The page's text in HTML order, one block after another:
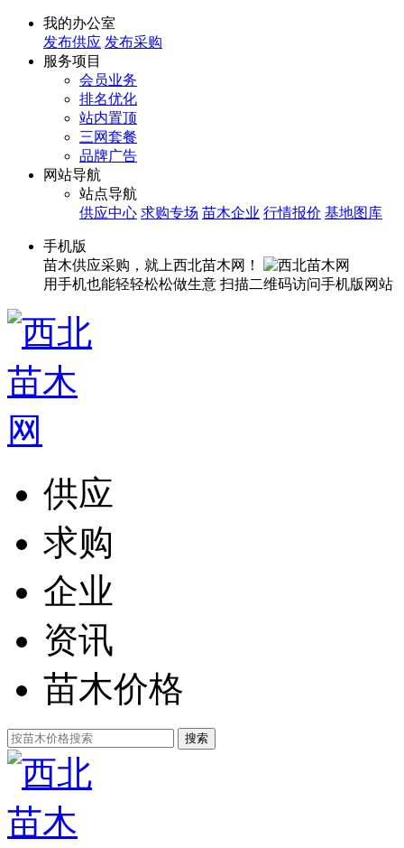
我的办公室
发布供应 发布采购
服务项目
会员业务
排名优化
站内置顶
三网套餐
品牌广告
网站导航
站点导航
供应中心 求购专场 苗木企业 行情报价 基地图库
手机版
苗木供应采购，就上西北苗木网！
用手机也能轻轻松松做生意 扫描二维码访问手机版网站
供应
求购
企业
资讯
苗木价格